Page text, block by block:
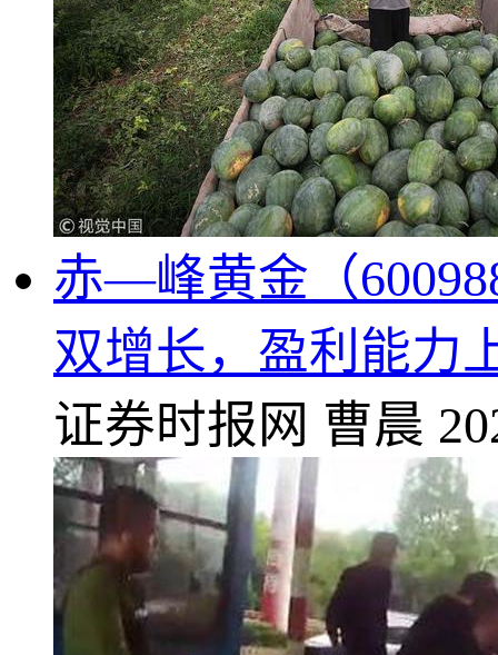
赤—峰黄金（
双增长，盈利能力
证券时报网 曹晨